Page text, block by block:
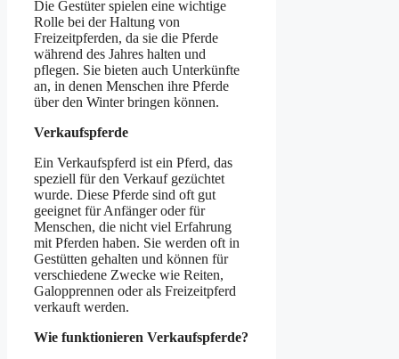
Die Gestüter spielen eine wichtige
Rolle bei der Haltung von
Freizeitpferden, da sie die Pferde
während des Jahres halten und
pflegen. Sie bieten auch Unterkünfte
an, in denen Menschen ihre Pferde
über den Winter bringen können.
Verkaufspferde
Ein Verkaufspferd ist ein Pferd, das
speziell für den Verkauf gezüchtet
wurde. Diese Pferde sind oft gut
geeignet für Anfänger oder für
Menschen, die nicht viel Erfahrung
mit Pferden haben. Sie werden oft in
Gestütten gehalten und können für
verschiedene Zwecke wie Reiten,
Galopprennen oder als Freizeitpferd
verkauft werden.
Wie funktionieren Verkaufspferde?